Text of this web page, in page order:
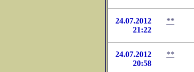
24.07.2012
21:22
**
24.07.2012
20:58
**